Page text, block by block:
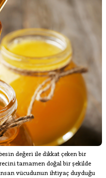
değeri ile dikkat çeken bir
tamamen doğal bir şekilde
vücudunun ihtiyaç duyduğu